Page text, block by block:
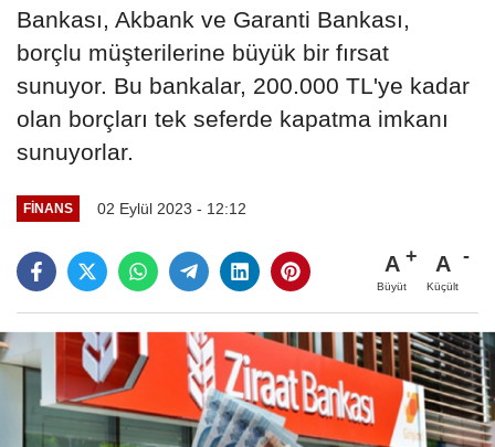
Bankası, Akbank ve Garanti Bankası,
borçlu müşterilerine büyük bir fırsat
sunuyor. Bu bankalar, 200.000 TL'ye kadar
olan borçları tek seferde kapatma imkanı
sunuyorlar.
FINANS 02 Eylül 2023 - 12:12
A
Büyüt
A
Küçült